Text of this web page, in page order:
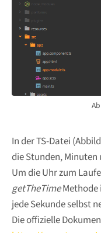
In der TS-Datei
die Stunden, Minuten
Um die Uhr zum
getTheTimeMethode
jede Sekunde selbst
Die offizielle